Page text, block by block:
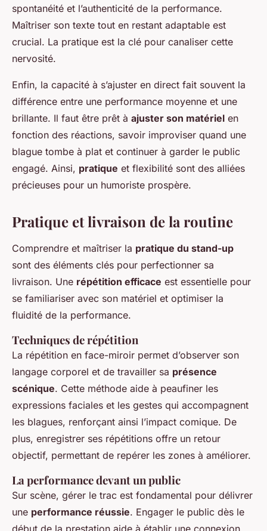
spontanéité et l’authenticité de la performance.
Maîtriser son texte tout en restant adaptable est
crucial. La pratique est la clé pour canaliser cette
nervosité.
Enfin, la capacité à s’ajuster en direct fait souvent la
différence entre une performance moyenne et une
brillante. Il faut être prêt à ajuster son matériel en
fonction des réactions, savoir improviser quand une
blague tombe à plat et continuer à garder le public
engagé. Ainsi, pratique et flexibilité sont des alliées
précieuses pour un humoriste prospère.
Pratique et livraison de la routine
Comprendre et maîtriser la pratique du stand-up
sont des éléments clés pour perfectionner sa
livraison. Une répétition efficace est essentielle pour
se familiariser avec son matériel et optimiser la
fluidité de la performance.
Techniques de répétition
La répétition en face-miroir permet d’observer son
langage corporel et de travailler sa présence
scénique. Cette méthode aide à peaufiner les
expressions faciales et les gestes qui accompagnent
les blagues, renforçant ainsi l’impact comique. De
plus, enregistrer ses répétitions offre un retour
objectif, permettant de repérer les zones à améliorer.
La performance devant un public
Sur scène, gérer le trac est fondamental pour délivrer
une performance réussie. Engager le public dès le
début de la prestation aide à établir une connexion